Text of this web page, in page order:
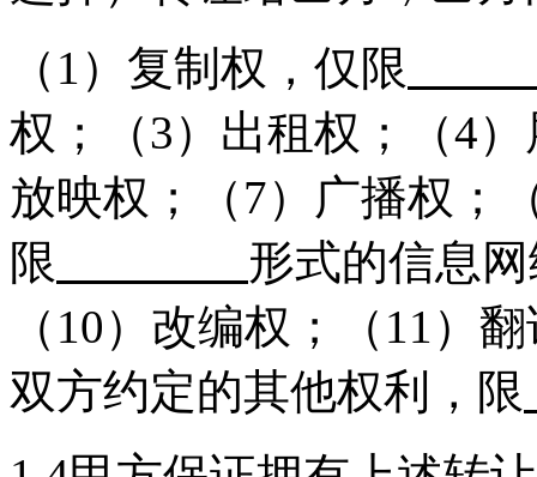
（1）复制权，仅限
权；（3）出租权；（4
放映权；（7）广播权；
限
形式的信息
（10）改编权；（11）
双方约定的其他权利，限